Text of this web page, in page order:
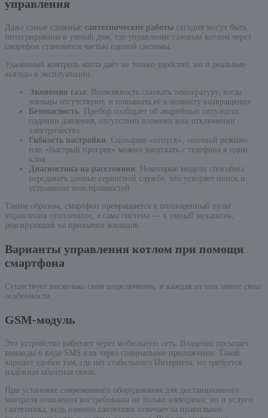
управления
Даже самые сложные сантехнические работы сегодня могут быть
интегрированы в умный дом, где управление газовым котлом через
смартфон становится частью единой системы.
Удалённый контроль котла даёт не только удобство, но и реальные
выгоды в эксплуатации.
Экономия газа. Возможность снижать температуру, когда
жильцы отсутствуют, и повышать её к моменту возвращения.
Безопасность. Прибор сообщает об аварийных ситуациях:
падении давления, отсутствии пламени или отключении
электричества.
Гибкость настройки. Сценарии «отпуск», «ночной режим»
или «быстрый прогрев» можно запускать с телефона в один
клик.
Диагностика на расстоянии. Некоторые модели способны
передавать данные сервисной службе, что ускоряет поиск и
устранение неисправностей.
Таким образом, смартфон превращается в полноценный пульт
управления отоплением, а сама система — в умный механизм,
реагирующий на привычки жильцов.
Варианты управления котлом при помощи
смартфона
Существует несколько схем подключения, и каждая из них имеет свои
особенности.
GSM-модуль
Это устройство работает через мобильную сеть. Владелец посылает
команды в виде SMS или через специальное приложение. Такой
вариант удобен там, где нет стабильного Интернета, но требуется
надёжная обратная связь.
При установке современного оборудования для дистанционного
контроля отопления востребованы не только электрики, но и услуги
сантехника, ведь именно сантехник отвечает за правильное